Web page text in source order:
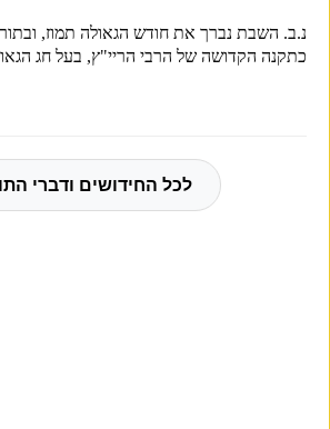
נ.ב. השבת נברך את חודש הגאולה תמוז,
כתקנה הקדושה של הרבי הריי"ץ, בעל חג
לכל החידושים ודברי